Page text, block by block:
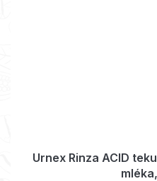
Urnex Rinza ACID